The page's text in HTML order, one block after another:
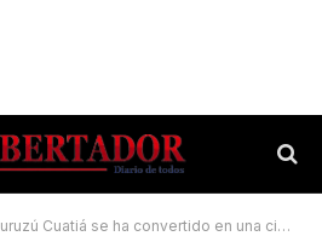
se ha convertido en una ciudad de servicios clave»